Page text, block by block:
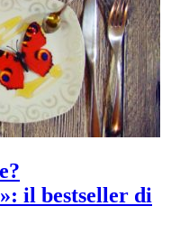
il bestseller di